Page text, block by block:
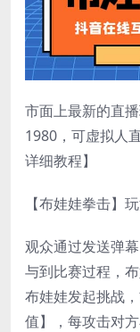
市面上最新的直
1980，可虚拟人
详细教程】
【布娃娃拳击】
观众通过发送弹
与到比赛过程，
布娃娃发起挑战
值】，每攻击对